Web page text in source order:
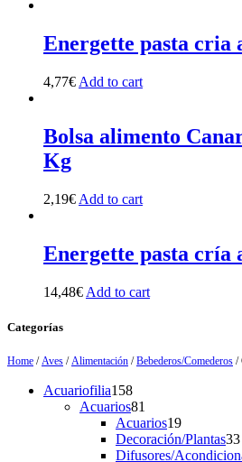
Energette pasta cria
4,77€ Add to cart
Bolsa alimento
Kg
2,19€ Add to cart
Energette pasta cría
14,48€ Add to cart
Categorías
Home /Aves /Alimentación /Bebederos/Comederos /
Acuariofilia158158
products
Acuarios81
products
Acuarios1919
products
Decoración/Plantas33
Difusores/